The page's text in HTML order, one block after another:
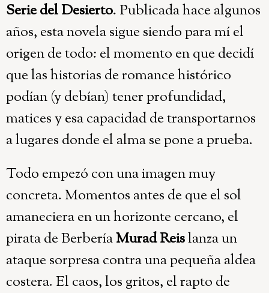
Serie del Desierto. Publicada hace algunos
años, esta novela sigue siendo para mí el
origen de todo: el momento en que decidí
que las historias de romance histórico
podían (y debían) tener profundidad,
matices y esa capacidad de transportarnos
a lugares donde el alma se pone a prueba.
Todo empezó con una imagen muy
concreta. Momentos antes de que el sol
amaneciera en un horizonte cercano, el
pirata de BerberíaMurad Reislanza un
ataque sorpresa contra una pequeña aldea
costera. El caos, los gritos, el rapto de